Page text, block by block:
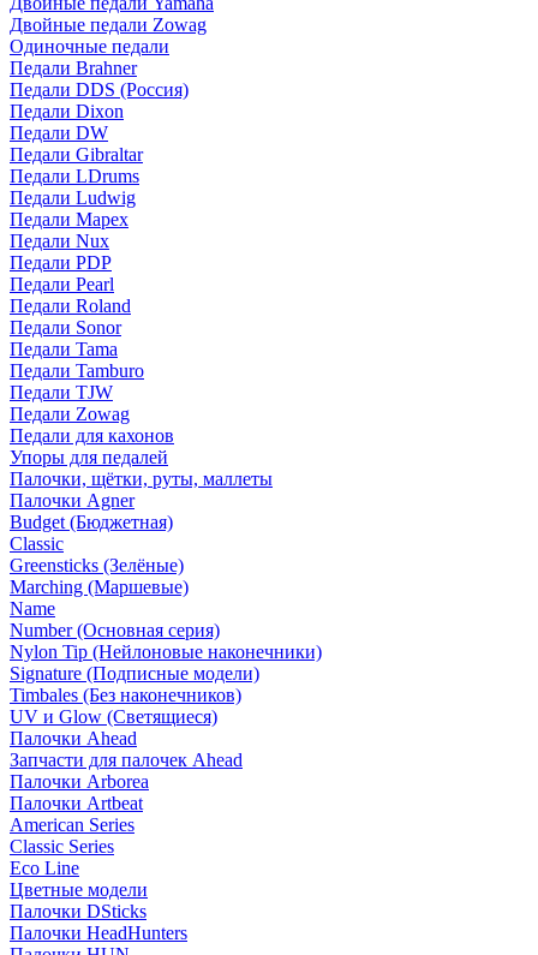
Двойные педали Zowag
Одиночные педали
Педали Brahner
Педали DDS (Россия)
Педали Dixon
Педали DW
Педали Gibraltar
Педали LDrums
Педали Ludwig
Педали Mapex
Педали Nux
Педали PDP
Педали Pearl
Педали Roland
Педали Sonor
Педали Tama
Педали Tamburo
Педали TJW
Педали Zowag
Педали для кахонов
Упоры для педалей
Палочки, щётки, руты, маллеты
Палочки Agner
Budget (Бюджетная)
Classic
Greensticks (Зелёные)
Marching (Маршевые)
Name
Number (Основная серия)
Nylon Tip (Нейлоновые наконечники)
Signature (Подписные модели)
Timbales (Без наконечников)
UV и Glow (Светящиеся)
Палочки Ahead
Запчасти для палочек Ahead
Палочки Arborea
Палочки Artbeat
American Series
Classic Series
Eco Line
Цветные модели
Палочки DSticks
Палочки HeadHunters